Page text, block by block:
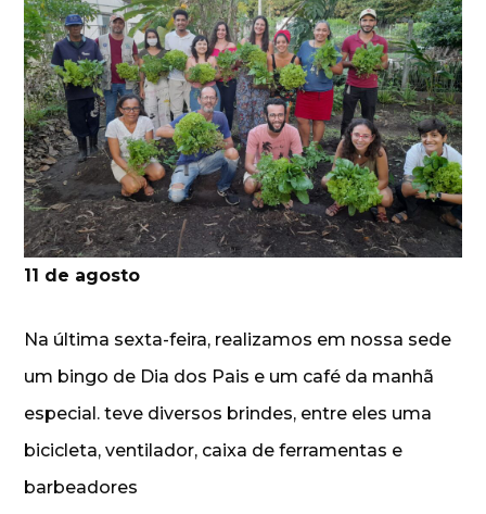
11 de agosto
Na última sexta-feira, realizamos em nossa sede
um bingo de Dia dos Pais e um café da manhã
especial. teve diversos brindes, entre eles uma
bicicleta, ventilador, caixa de ferramentas e
barbeadores